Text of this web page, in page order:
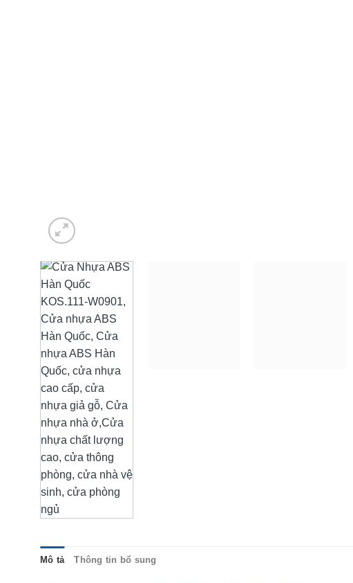
Mô tả Thông tin bổ sung